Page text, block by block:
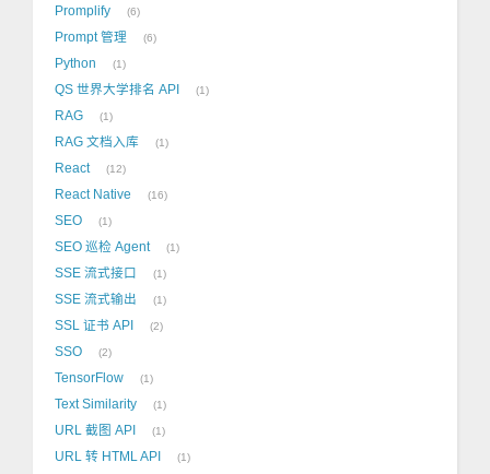
Promplify 6
Prompt 管理 6
Python 1
QS 世界大学排名 API 1
RAG 1
RAG 文档入库 1
React 12
React Native 16
SEO 1
SEO 巡检 Agent 1
SSE 流式接口 1
SSE 流式输出 1
SSL 证书 API 2
SSO 2
TensorFlow 1
Text Similarity 1
URL 截图 API 1
URL 转 HTML API 1